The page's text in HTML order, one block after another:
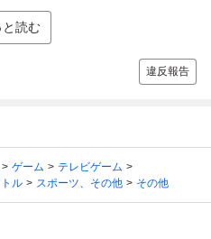
と読む
違反報告
ゲーム
テレビゲーム
ル スポーツ、その他 その他